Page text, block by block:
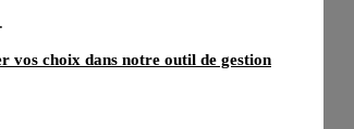
vos choix dans notre outil de gestion